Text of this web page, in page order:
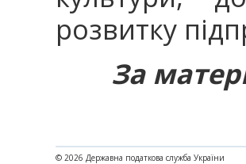
розвитку
За
© 2026 Державна податкова служба України